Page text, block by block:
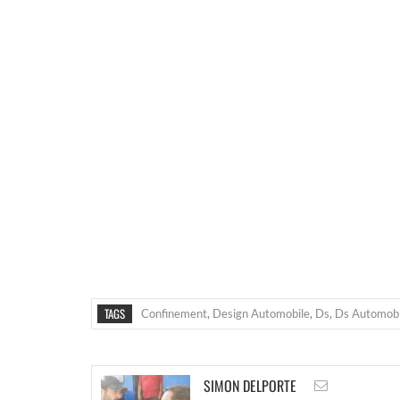
TAGS Confinement, Design Automobile, Ds, Ds
SIMON DELPORTE